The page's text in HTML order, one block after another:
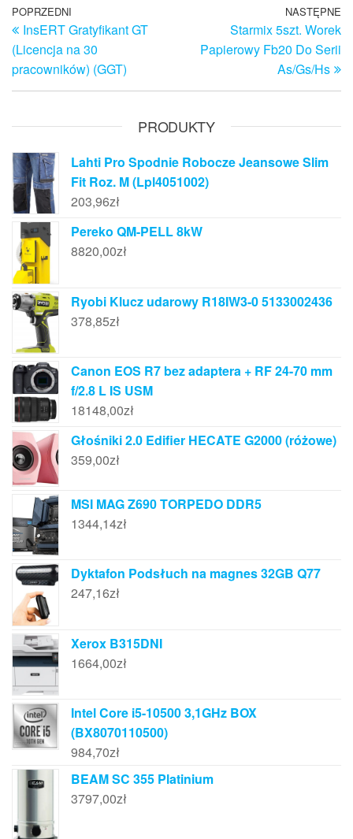
Nawigacja
wpisu
Poprzedni
wpis
POPRZEDNI
InsERT Gratyfikant GT
(Licencja na 30
pracowników) (GGT)
NASTĘPNE
Starmix 5szt. Worek
Papierowy Fb20 Do Serii
As/Gs/Hs
PRODUKTY
Lahti Pro Spodnie Robocze Jeansowe Slim
Fit Roz. M (Lpl4051002)
203,96zł
Pereko QM-PELL 8kW
8820,00zł
Ryobi Klucz udarowy R18IW3-0 5133002436
378,85zł
Canon EOS R7 bez adaptera + RF 24-70 mm
f/2.8 L IS USM
18148,00zł
Głośniki 2.0 Edifier HECATE G2000 (różowe)
359,00zł
MSI MAG Z690 TORPEDO DDR5
1344,14zł
Dyktafon Podsłuch na magnes 32GB Q77
247,16zł
Xerox B315DNI
1664,00zł
Intel Core i5-10500 3,1GHz BOX
(BX8070110500)
984,70zł
BEAM SC 355 Platinium
3797,00zł